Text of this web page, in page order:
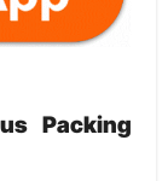
Packing